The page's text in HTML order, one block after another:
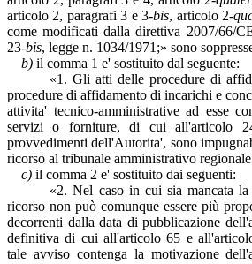
articolo 2, paragrafi 3 e 3-bis, articolo 2-
come modificati dalla direttiva 2007/66/
23-bis, legge n. 1034/1971;» sono
b) il comma 1 e' sostituito dal seguente:
«1. Gli atti delle procedure di
procedure di affidamento di incarichi e
attivita' tecnico-amministrative ad esse
servizi o forniture, di cui all'articolo
provvedimenti dell'Autorita', sono
ricorso al tribunale amministrativo
c) il comma 2 e' sostituito dai seguenti:
«2. Nel caso in cui sia mancata la
ricorso non può comunque essere più
decorrenti dalla data di pubblicazione
definitiva di cui all'articolo 65 e
tale avviso contenga la motivazione